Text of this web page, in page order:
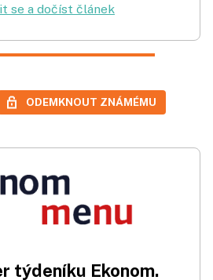
se a dočíst článek
ODEMKNOUT ZNÁMÉMU
týdeníku Ekonom.